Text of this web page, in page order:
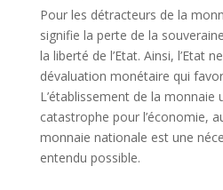
Pour les détracteurs de la
signifie la perte de la
la liberté de l’Etat. Ainsi, l’Etat
dévaluation monétaire qui
L’établissement de la monnaie
catastrophe pour l’économie,
monnaie nationale est une
entendu possible.